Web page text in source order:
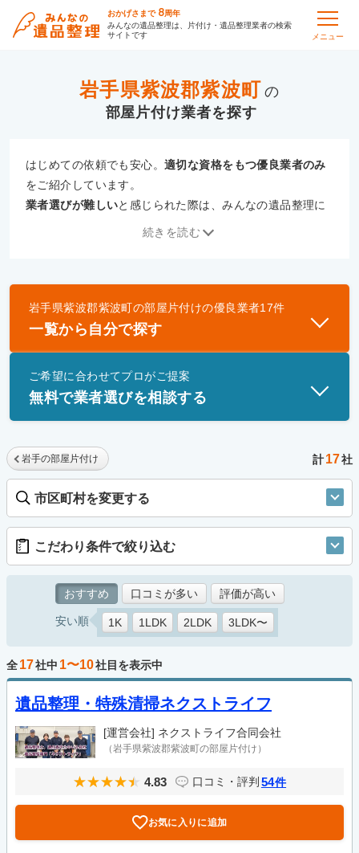
おかげさまで 8周年
みんなの遺品整理は、片付け・遺品整理業者の検索
サイトです
メニュー
岩手県紫波郡紫波町 の
部屋片付け
はじめての依頼でも安心。適切な資格をもつ優良業者のみ
をご紹介しています。
業者選びが難しいと感じられた際は、みんなの遺品整理に
優良業者とは
一般財団法人遺品整理認定協会、および一般社団法
士」資格を持つ事業者のみ掲載しています。
続きを読む
岩手県紫波郡紫波町の部屋片付けの優良業者17件
一覧から自分で探す
ご希望に合わせてプロがご提案
無料で業者選びを相談する
岩手の部屋片付け 計17社
市区町村を変更する
こだわり条件で絞り込む
おすすめ 口コミが多い 評価が高い
安い順 1K 1LDK 2LDK 3LDK〜
全17社中 1〜10社目を表示中
遺品整理・特殊清掃ネクストライフ
[運営会社] ネクストライフ合同会社
（岩手県紫波郡紫波町の部屋片付け）
4.83 口コミ・評判 54件
お気に入りに追加